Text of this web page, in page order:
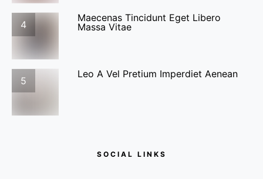
4
Maecenas Tincidunt Eget Libero
Massa Vitae
5
Leo A Vel Pretium Imperdiet Aenean
SOCIAL LINKS